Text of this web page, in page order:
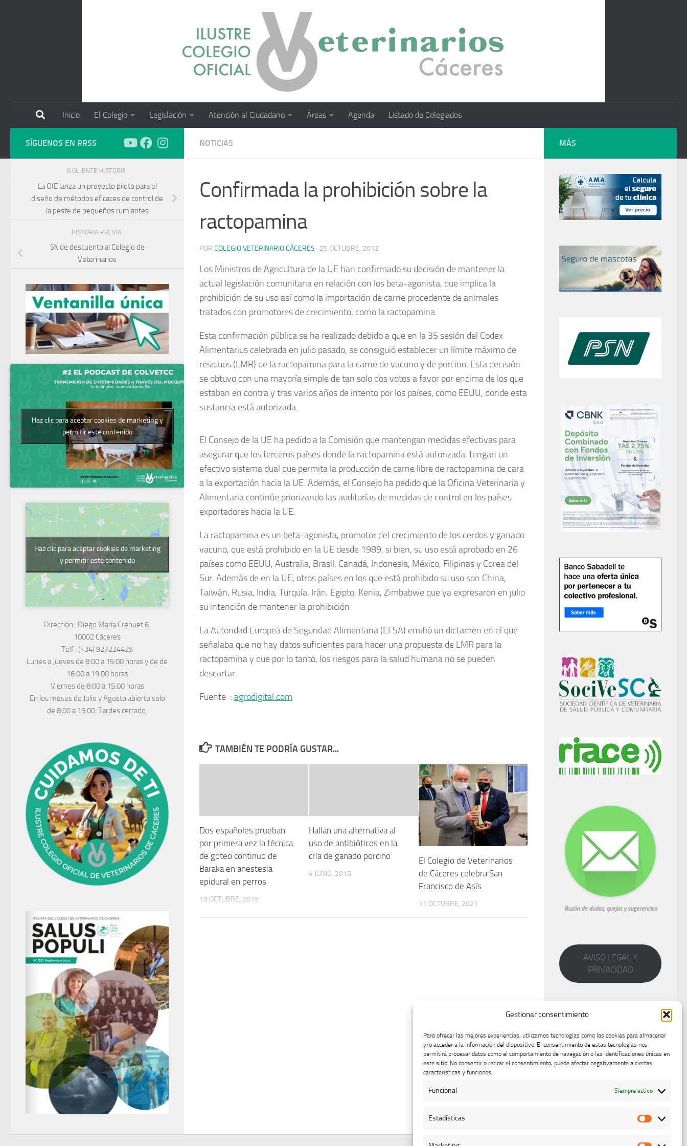
Gestionar consentimiento
Para ofrecer las mejores experiencias, utilizamos tecnologías como las cookies para almacenar
y/o acceder a la información del dispositivo. El consentimiento de estas tecnologías nos
permitirá procesar datos como el comportamiento de navegación o las identificaciones únicas en
este sitio. No consentir o retirar el consentimiento, puede afectar negativamente a ciertas
características y funciones.
Funcional Siempre activo
Estadísticas
Inicio El Colegio Legislación Atención al Ciudadano Áreas Agenda Listado de Colegiados
NOTICIAS
Confirmada la prohibición sobre la
ractopamina
POR COLEGIO VETERINARIO CÁCERES · 25 OCTUBRE, 2012
Los Ministros de Agricultura de la UE han confirmado su decisión de mantener la
actual legislación comunitaria en relación con los beta-agonista, que implica la
prohibición de su uso así como la importación de carne procedente de animales
tratados con promotores de crecimiento, como la ractopamina.
Esta confirmación pública se ha realizado debido a que en la 35 sesión del Codex
Alimentarius celebrada en julio pasado, se consiguió establecer un límite máximo de
residuos (LMR) de la ractopamina para la carne de vacuno y de porcino. Esta decisión
se obtuvo con una mayoría simple de tan solo dos votos a favor por encima de los que
estaban en contra y tras varios años de intento por los países, como EEUU, donde esta
sustancia está autorizada.
El Consejo de la UE ha pedido a la Comisión que mantengan medidas efectivas para
asegurar que los terceros países donde la ractopamina está autorizada, tengan un
efectivo sistema dual que permita la producción de carne libre de ractopamina de cara
a la exportación hacia la UE. Además, el Consejo ha pedido que la Oficina Veterinaria y
Alimentaria continúe priorizando las auditorías de medidas de control en los países
exportadores hacia la UE.
La ractopamina es un beta-agonista, promotor del crecimiento de los cerdos y ganado
vacuno, que está prohibido en la UE desde 1989, si bien, su uso está aprobado en 26
países como EEUU, Australia, Brasil, Canadá, Indonesia, México, Filipinas y Corea del
Sur. Además de en la UE, otros países en los que está prohibido su uso son China,
Taiwán, Rusia, India, Turquía, Irán, Egipto, Kenia, Zimbabwe que ya expresaron en julio
su intención de mantener la prohibición
La Autoridad Europea de Seguridad Alimentaria (EFSA) emitió un dictamen en el que
señalaba que no hay datos suficientes para hacer una propuesta de LMR para la
ractopamina y que por lo tanto, los riesgos para la salud humana no se pueden
descartar.
Fuente : agrodigital.com
TAMBIÉN TE PODRÍA GUSTAR...
Dos españoles prueban
por primera vez la técnica
de goteo continuo de
Baraka en anestesia
epidural en perros
19 OCTUBRE, 2015
Hallan una alternativa al
uso de antibióticos en la
cría de ganado porcino
4 JUNIO, 2015
El Colegio de Veterinarios
de Cáceres celebra San
Francisco de Asís
11 OCTUBRE, 2021
SÍGUENOS EN RRSS
SIGUIENTE HISTORIA
La OIE lanza un proyecto piloto para el
diseño de métodos eficaces de control de
la peste de pequeños rumiantes
HISTORIA PREVIA
5% de descuento al Colegio de
Veterinarios
Podcast del
Colegio de
Veterinarios
Haz clic para aceptar cookies de marketing y
permitir este contenido
Haz clic para aceptar cookies de marketing
y permitir este contenido
Dirección : Diego María Crehuet 6.
10002 Cáceres
Telf : (+34) 927224425
Lunes a Jueves de 8:00 a 15:00 horas y de de
16:00 a 19:00 horas
Viernes de 8:00 a 15:00 horas
En los meses de Julio y Agosto abierto solo
de 8:00 a 15:00. Tardes cerrado.
MÁS
Buzón de dudas, quejas y sugerencias
AVISO LEGAL Y
PRIVACIDAD